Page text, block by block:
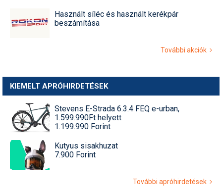
Használt síléc és használt kerékpár
beszámítása
További akciók
KIEMELT APRÓHIRDETÉSEK
Stevens E-Strada 6.3.4 FEQ e-urban,
1.599.990Ft helyett
1.199.990 Forint
Kutyus sisakhuzat
7.900 Forint
További apróhirdetések